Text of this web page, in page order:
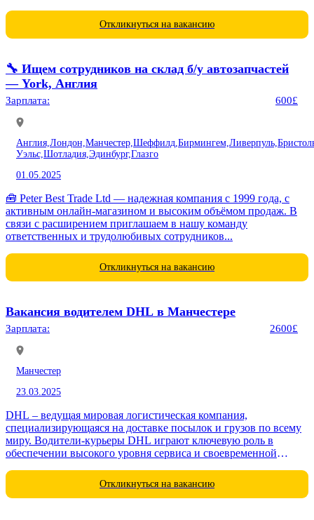
Donington,...
Откликнуться на вакансию
🔧 Ищем сотрудников на склад б/у автозапчастей
— York, Англия
Зарплата: 600£
Англия, Лондон, Манчестер, Шеффилд, Бирмингем, Ливерпуль,
Уэльс, Шотладия, Эдинбург,Глазго
01.05.2025
🧰 Peter Best Trade Ltd — надежная компания с 1999 года, с
активным онлайн-магазином и высоким объёмом продаж. В
связи с расширением приглашаем в нашу команду
ответственных и трудолюбивых сотрудников...
Откликнуться на вакансию
Вакансия водителем DHL в Манчестере
Зарплата: 2600£
Манчестер
23.03.2025
DHL – ведущая мировая логистическая компания,
специализирующаяся на доставке посылок и грузов по всему
миру. Водители-курьеры DHL играют ключевую роль в
обеспечении высокого уровня сервиса и своевременной
Откликнуться на вакансию